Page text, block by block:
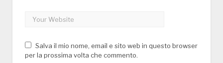
Salva il mio nome, email e sito web in questo browser
per la prossima volta che commento.